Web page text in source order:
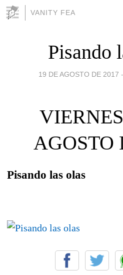
VANITY FEA
Pisando
19 DE AGOSTO DE 2017
AGOSTO
Pisando las olas